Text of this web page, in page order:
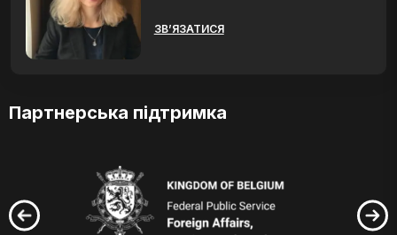
ЗВ’ЯЗАТИСЯ
Партнерська підтримка